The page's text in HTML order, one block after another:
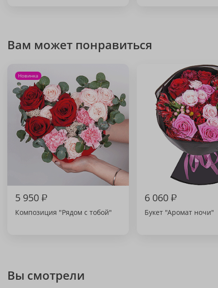
Вам может понравиться
Новинка
5 950₽
Композиция "Рядом с тобой"
6 060₽
Букет "Аромат ночи"
Вы смотрели